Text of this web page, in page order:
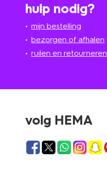
hulp nodig?
mijn bestelling
bezorgen of afhalen
ruilen en retourneren
volg HEMA